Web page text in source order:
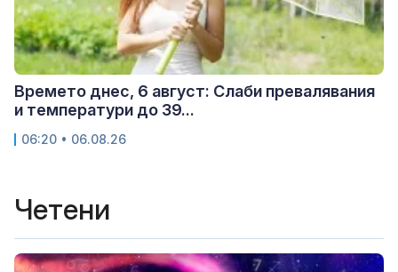
Времето днес, 6 август: Слаби превалявания
и температури до 39...
06:20 • 06.08.26
Четени